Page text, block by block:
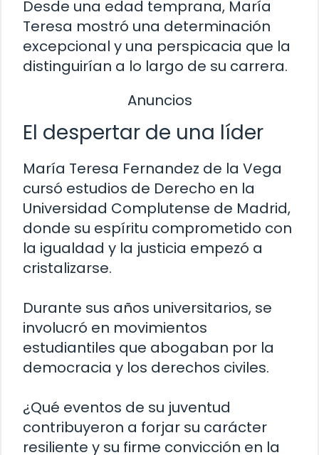
Desde una edad temprana, María
Teresa mostró una determinación
excepcional y una perspicacia que la
distinguirían a lo largo de su carrera.
Anuncios
El despertar de una líder
María Teresa Fernandez de la Vega
cursó estudios de Derecho en la
Universidad Complutense de Madrid,
donde su espíritu comprometido con
la igualdad y la justicia empezó a
cristalizarse.
Durante sus años universitarios, se
involucró en movimientos
estudiantiles que abogaban por la
democracia y los derechos civiles.
¿Qué eventos de su juventud
contribuyeron a forjar su carácter
resiliente y su firme convicción en la